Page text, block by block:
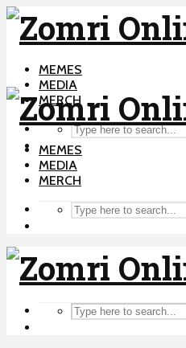
MEMES
MEDIA
MERCH
MEMES
MEDIA
MERCH